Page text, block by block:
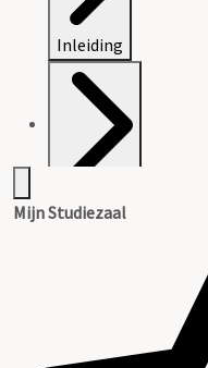
Inleiding
Mijn Studiezaal